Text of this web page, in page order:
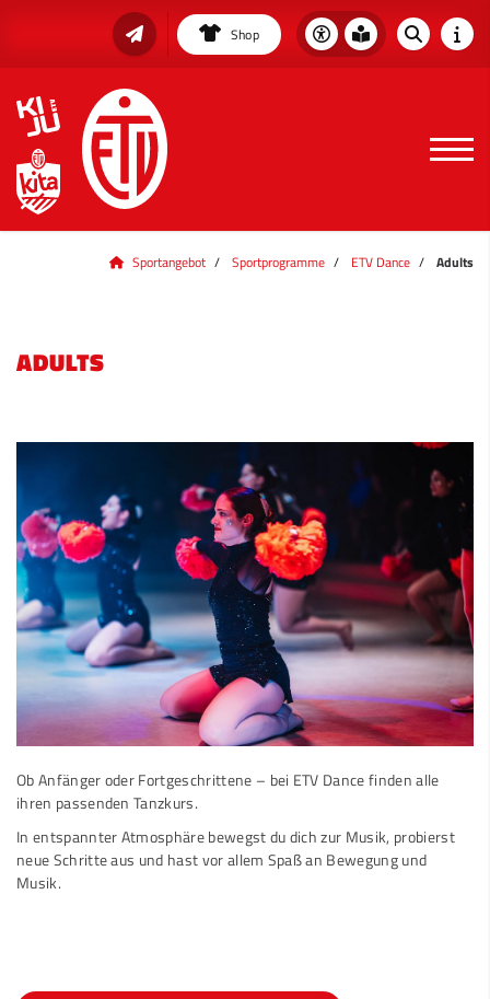
Shop
Sportangebot Sportprogramme ETV Dance Adults
ADULTS
Ob Anfänger oder Fortgeschrittene – bei ETV Dance finden alle
ihren passenden Tanzkurs.
In entspannter Atmosphäre bewegst du dich zur Musik, probierst
neue Schritte aus und hast vor allem Spaß an Bewegung und
Musik.